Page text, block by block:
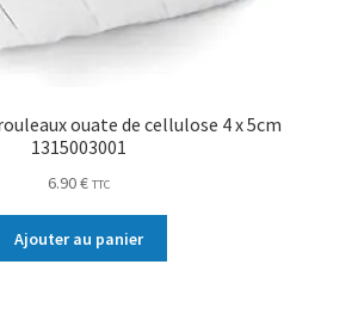
ouate de cellulose 4 x 5cm
1315003001
6.90€ TTC
Ajouter au panier